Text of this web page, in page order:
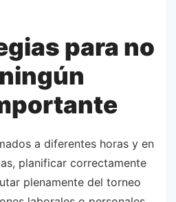
para no
a diferentes horas y en
planificar correctamente
plenamente del torneo